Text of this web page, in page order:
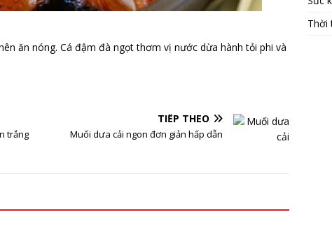
ăn nóng. Cá đậm đà ngọt thơm vị nước dừa hành tỏi phi và
trắng
TIẾP THEO
Muối dưa cải ngon đơn giản hấp dẫn
Thời